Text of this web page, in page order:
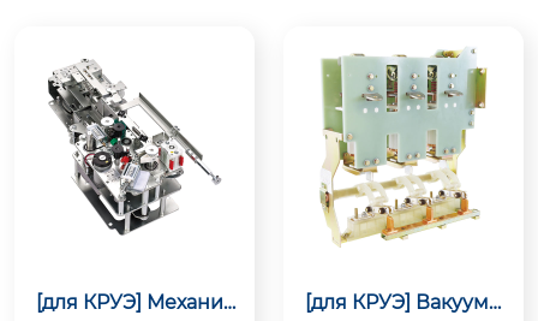
[для КРУЭ] Механиз
[для КРУЭ] Вакуумн